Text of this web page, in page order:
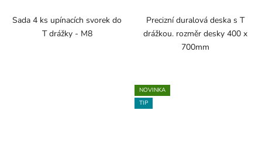
Sada 4 ks upínacích svorek do
T drážky - M8
Precizní duralová deska s T
drážkou. rozměr desky 400 x
700mm
NOVINKA
TIP